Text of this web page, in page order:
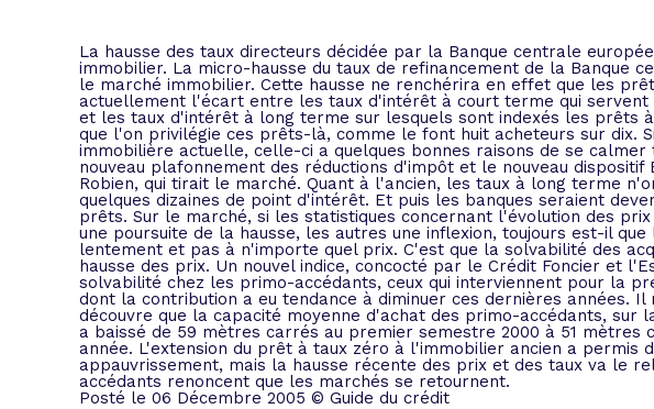
Tous les outils prêt
Profitez de notre expertise au meilleur taux !
Trouvez votre prêt conso au meilleur taux !
Bénéficiez de notre expertise en regroupement de
La hausse des taux directeurs décidée par la Banque centrale
immobilier. La micro-hausse du taux de refinancement de la Banque
le marché immobilier. Cette hausse ne renchérira en effet que les
actuellement l'écart entre les taux d'intérêt à court terme qui
et les taux d'intérêt à long terme sur lesquels sont indexés les prêts
que l'on privilégie ces prêts-là, comme le font huit acheteurs sur dix.
immobilière actuelle, celle-ci a quelques bonnes raisons de se
nouveau plafonnement des réductions d'impôt et le nouveau
Robien, qui tirait le marché. Quant à l'ancien, les taux à long terme
quelques dizaines de point d'intérêt. Et puis les banques seraient
prêts. Sur le marché, si les statistiques concernant l'évolution des
une poursuite de la hausse, les autres une inflexion, toujours est-il
lentement et pas à n'importe quel prix. C'est que la solvabilité des
hausse des prix. Un nouvel indice, concocté par le Crédit Foncier et
solvabilité chez les primo-accédants, ceux qui interviennent pour la
dont la contribution a eu tendance à diminuer ces dernières années.
découvre que la capacité moyenne d'achat des primo-accédants, sur
a baissé de 59 mètres carrés au premier semestre 2000 à 51 mètres
année. L'extension du prêt à taux zéro à l'immobilier ancien a permis
appauvrissement, mais la hausse récente des prix et des taux va le
accédants renoncent que les marchés se retournent.
Posté le 06 Décembre 2005 © Guide du crédit